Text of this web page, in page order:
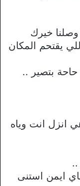
خيرك
يقتحم المكان
بتصير ..
انزل انت وياه
..
ايمن استنى